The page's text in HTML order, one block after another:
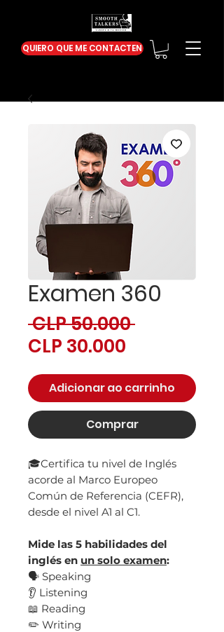
QUIERO QUE ME CONTACTEN
Examen 360
CLP 50.000 Preço
CLP 30.000
Adicionar ao carrinho
Comprar
🎓Certifica tu nivel de Inglés
acorde al Marco Europeo
Común de Referencia (CEFR),
desde el nivel A1 al C1.
Mide las 5 habilidades del
inglés en un solo examen:
🗣️ Speaking
👂 Listening
📖 Reading
✏️ Writing